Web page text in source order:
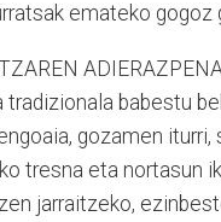
emateko gogoz
tradizionala babestu
gozamen
tresna eta nortasun
jarraitzeko,